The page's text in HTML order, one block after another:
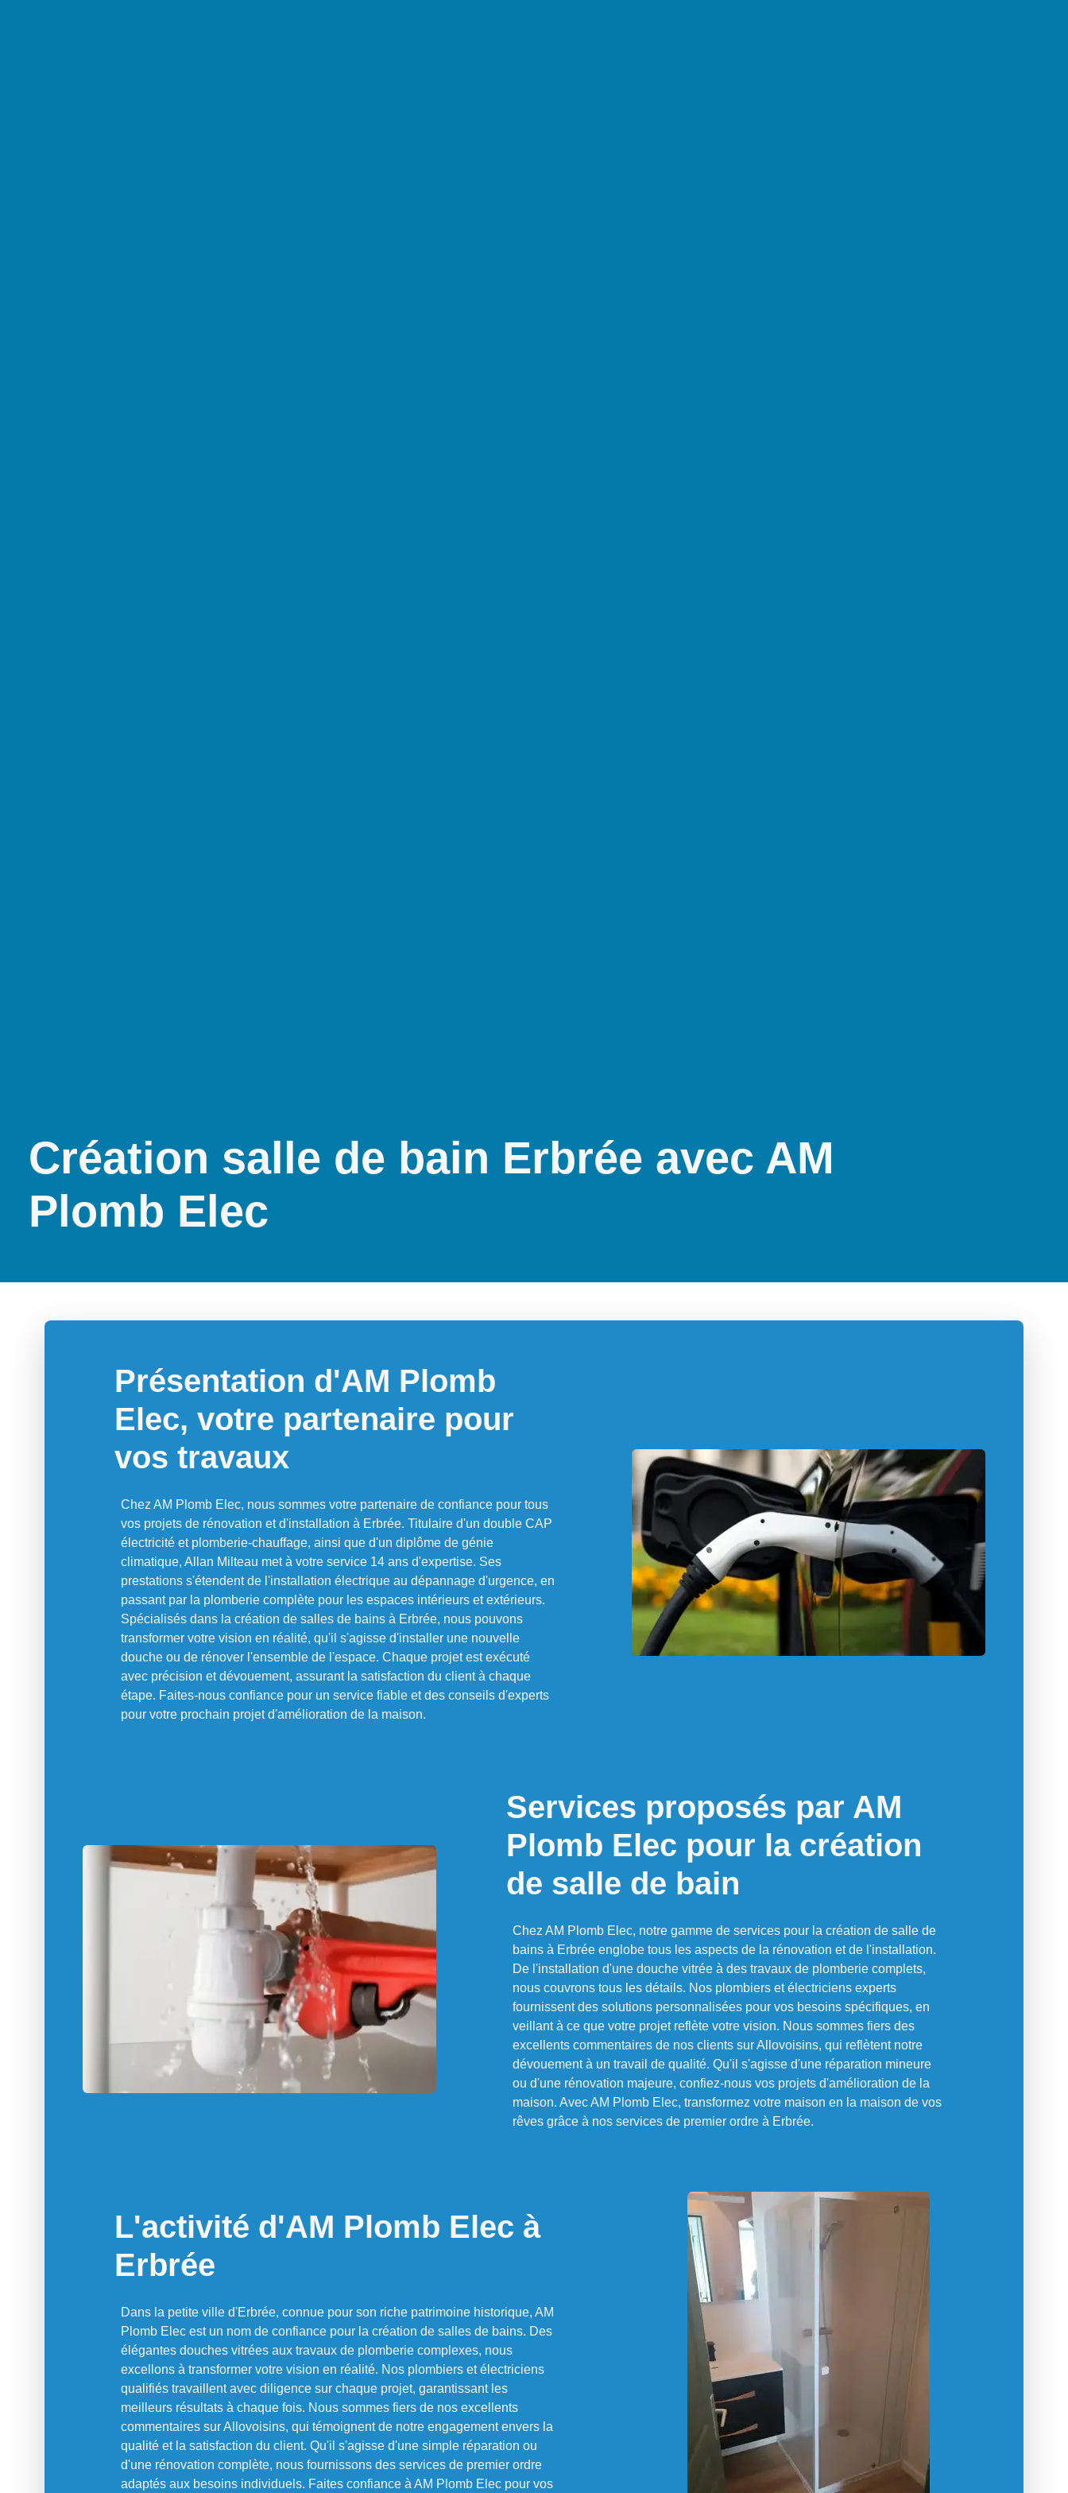
Création salle de bain Erbrée avec AM
Plomb Elec
Présentation d'AM Plomb
Elec, votre partenaire pour
vos travaux
Chez AM Plomb Elec, nous sommes votre partenaire de confiance pour tous
vos projets de rénovation et d'installation à Erbrée. Titulaire d'un double CAP
électricité et plomberie-chauffage, ainsi que d'un diplôme de génie
climatique, Allan Milteau met à votre service 14 ans d'expertise. Ses
prestations s'étendent de l'installation électrique au dépannage d'urgence, en
passant par la plomberie complète pour les espaces intérieurs et extérieurs.
Spécialisés dans la création de salles de bains à Erbrée, nous pouvons
transformer votre vision en réalité, qu'il s'agisse d'installer une nouvelle
douche ou de rénover l'ensemble de l'espace. Chaque projet est exécuté
avec précision et dévouement, assurant la satisfaction du client à chaque
étape. Faites-nous confiance pour un service fiable et des conseils d'experts
pour votre prochain projet d'amélioration de la maison.
Services proposés par AM
Plomb Elec pour la création
de salle de bain
Chez AM Plomb Elec, notre gamme de services pour la création de salle de
bains à Erbrée englobe tous les aspects de la rénovation et de l'installation.
De l'installation d'une douche vitrée à des travaux de plomberie complets,
nous couvrons tous les détails. Nos plombiers et électriciens experts
fournissent des solutions personnalisées pour vos besoins spécifiques, en
veillant à ce que votre projet reflète votre vision. Nous sommes fiers des
excellents commentaires de nos clients sur Allovoisins, qui reflètent notre
dévouement à un travail de qualité. Qu'il s'agisse d'une réparation mineure
ou d'une rénovation majeure, confiez-nous vos projets d'amélioration de la
maison. Avec AM Plomb Elec, transformez votre maison en la maison de vos
rêves grâce à nos services de premier ordre à Erbrée.
L'activité d'AM Plomb Elec à
Erbrée
Dans la petite ville d'Erbrée, connue pour son riche patrimoine historique, AM
Plomb Elec est un nom de confiance pour la création de salles de bains. Des
élégantes douches vitrées aux travaux de plomberie complexes, nous
excellons à transformer votre vision en réalité. Nos plombiers et électriciens
qualifiés travaillent avec diligence sur chaque projet, garantissant les
meilleurs résultats à chaque fois. Nous sommes fiers de nos excellents
commentaires sur Allovoisins, qui témoignent de notre engagement envers la
qualité et la satisfaction du client. Qu'il s'agisse d'une simple réparation ou
d'une rénovation complète, nous fournissons des services de premier ordre
adaptés aux besoins individuels. Faites confiance à AM Plomb Elec pour vos